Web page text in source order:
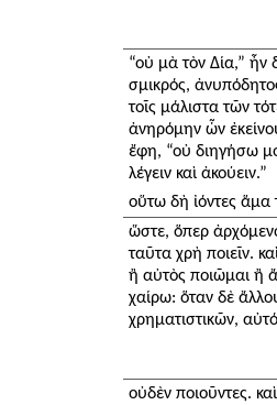
“οὐ μὰ τὸν Δία,” ἦν
σμικρός,
τοῖς μάλιστα τῶν
ἀνηρόμην ὧν
ἔφη, “οὐ διηγήσω
λέγειν καὶ ἀκούειν.”
οὕτω δὴ ἰόντες ἅμα
ὥστε, ὅπερ
ταῦτα χρὴ ποιεῖν.
ἢ αὐτὸς ποιῶμαι ἢ
χαίρω: ὅταν δὲ
χρηματιστικῶν,
οὐδὲν ποιοῦντες.